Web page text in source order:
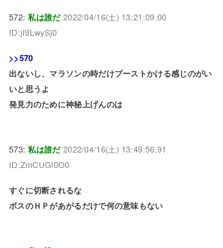
572:私は誰だ 2022/04/16(土) 13:21:09.00
ID:jI9LwySj0
>>570
出ないし、マラソンの時だけブーストかける感じのがい
いと思うよ
発見力のために神秘上げんのは
573:私は誰だ 2022/04/16(土) 13:49:56.91
ID:ZmCUGl0O0
すぐに切断されるな
ボスのＨＰがあがるだけで何の意味もない